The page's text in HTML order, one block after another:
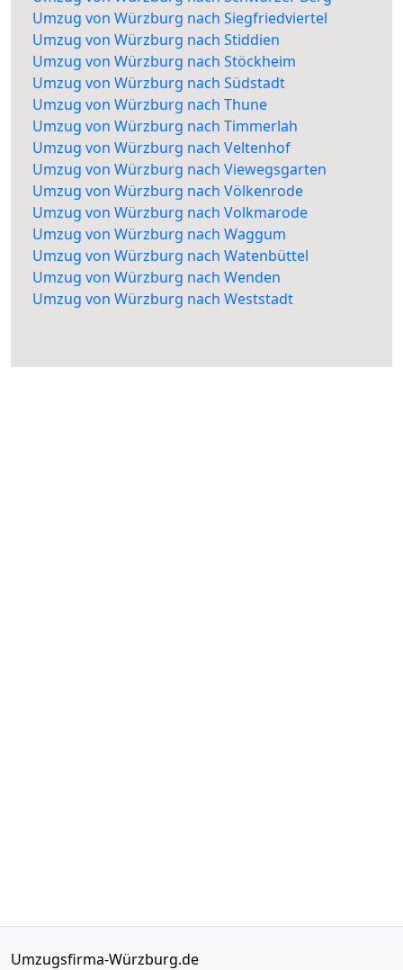
Umzug von Würzburg nach Siegfriedviertel
Umzug von Würzburg nach Stiddien
Umzug von Würzburg nach Stöckheim
Umzug von Würzburg nach Südstadt
Umzug von Würzburg nach Thune
Umzug von Würzburg nach Timmerlah
Umzug von Würzburg nach Veltenhof
Umzug von Würzburg nach Viewegsgarten
Umzug von Würzburg nach Völkenrode
Umzug von Würzburg nach Volkmarode
Umzug von Würzburg nach Waggum
Umzug von Würzburg nach Watenbüttel
Umzug von Würzburg nach Wenden
Umzug von Würzburg nach Weststadt
Umzugsfirma-Würzburg.de